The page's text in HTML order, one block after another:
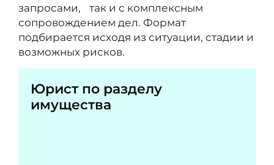
запросами, так и с комплексным
сопровождением дел. Формат
подбирается исходя из ситуации, стадии и
возможных рисков.
Юрист по разделу
имущества